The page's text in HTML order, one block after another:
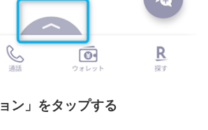
ン」をタップする